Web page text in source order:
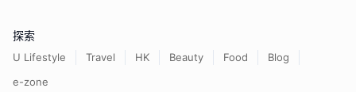
探索
U Lifestyle Travel HK Beauty Food
Blog
e-zone